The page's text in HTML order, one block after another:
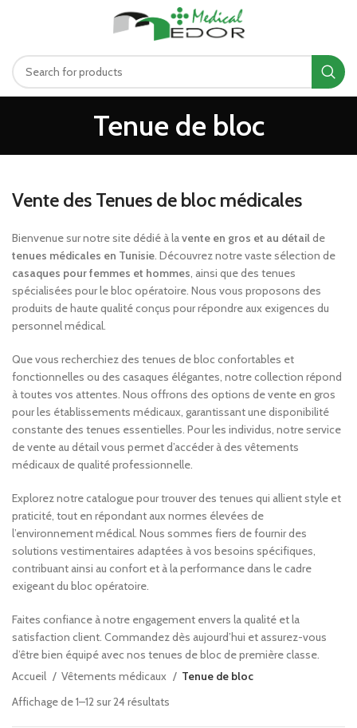
Tenue de bloc
Vente des Tenues de bloc médicales
Bienvenue sur notre site dédié à lavente en gros et au détailde
tenues médicales en Tunisie. Découvrez notre vaste sélection de
casaques pour femmes et hommes, ainsi que des tenues
spécialisées pour le bloc opératoire. Nous vous proposons des
produits de haute qualité conçus pour répondre aux exigences du
personnel médical.
Que vous recherchiez des tenues de bloc confortables et
fonctionnelles ou des casaques élégantes, notre collection répond
à toutes vos attentes. Nous offrons des options de vente en gros
pour les établissements médicaux, garantissant une disponibilité
constante des tenues essentielles. Pour les individus, notre service
de vente au détail vous permet d’accéder à des vêtements
médicaux de qualité professionnelle.
Explorez notre catalogue pour trouver des tenues qui allient style et
praticité, tout en répondant aux normes élevées de
l’environnement médical. Nous sommes fiers de fournir des
solutions vestimentaires adaptées à vos besoins spécifiques,
contribuant ainsi au confort et à la performance dans le cadre
exigeant du bloc opératoire.
Faites confiance à notre engagement envers la qualité et la
satisfaction client. Commandez dès aujourd’hui et assurez-vous
d’être bien équipé avec nos tenues de bloc de première classe.
Accueil
Vêtements médicaux
Tenue de bloc
Affichage de 1–12 sur 24 résultats